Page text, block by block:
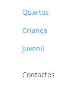
Quartos
Criança
Juvenil
Contactos